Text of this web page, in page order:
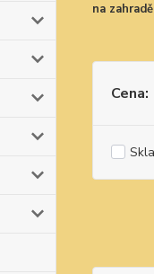
na
Cena: